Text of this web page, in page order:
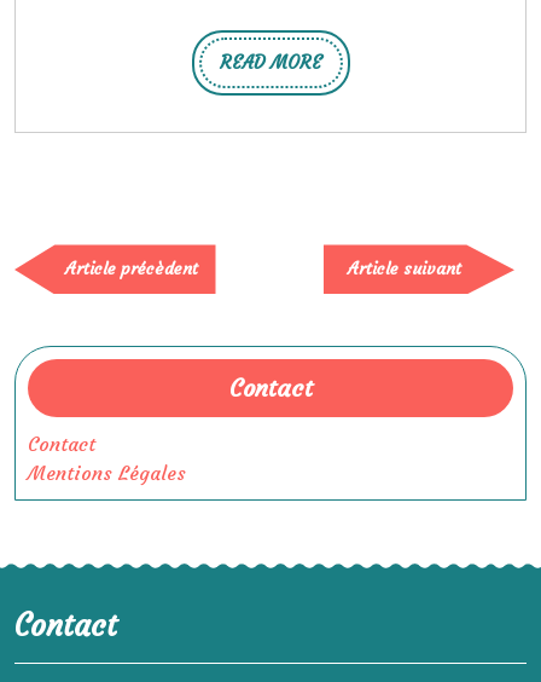
READ MORE
READ
MORE
Article précèdentArticle
précèdent
Article suivant
Article
Contact
Contact
Mentions Légales
Contact